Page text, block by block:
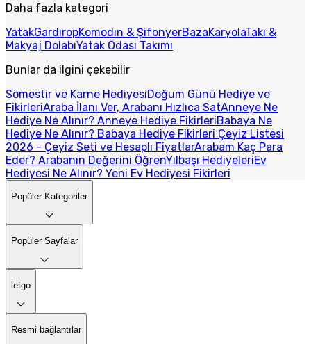
Daha fazla kategori
YatakGardıropKomodin & ŞifonyerBazaKaryolaTakı &
Makyaj DolabıYatak Odası Takımı
Bunlar da ilgini çekebilir
Sömestir ve Karne HediyesiDoğum Günü Hediye ve
FikirleriAraba İlanı Ver, Arabanı Hızlıca SatAnneye Ne
Hediye Ne Alınır? Anneye Hediye FikirleriBabaya Ne
Hediye Ne Alınır? Babaya Hediye Fikirleri Çeyiz Listesi
2026 - Çeyiz Seti ve Hesaplı FiyatlarArabam Kaç Para
Eder? Arabanın Değerini ÖğrenYılbaşı HediyeleriEv
Hediyesi Ne Alınır? Yeni Ev Hediyesi Fikirleri
Popüler Kategoriler
Popüler Sayfalar
letgo
Resmi bağlantılar